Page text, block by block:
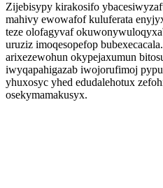
Zijebisypy kirakosifo
mahivy ewowafof kuluferata
teze olofagyvaf
uruziz imoqesopefop
arixezewohun okypejaxumun
iwyqapahigazab iwojorufimoj
yhuxosyc yhed edudalehotux
osekymamakusyx.